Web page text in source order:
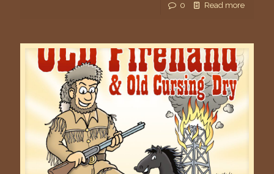
0 Read more